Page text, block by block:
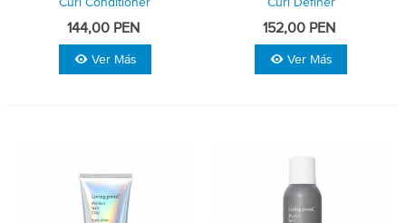
144,00 PEN
Ver Más
152,00 PEN
Ver Más